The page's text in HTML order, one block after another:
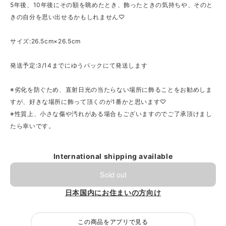
5年後、10年後にその額を眺めたとき、飾ったときの気持ちや、そのと
きの自分を思い出せるかもしれません♡
サイズ:26.5cm×26.5cm
発送予定:3/14までにゆうパックにて発送します
※劣化を防ぐため、直射日光の当たらない場所に飾ることをお勧めしま
すが、好きな場所に飾って頂くのが1番かと思います♡
※性質上、小さな傷や汚れがある場合もございますのでご了承頂けまし
たら幸いです。
International shipping available
Sold out
日本国内にお住まいの方向け
この商品をアプリで見る